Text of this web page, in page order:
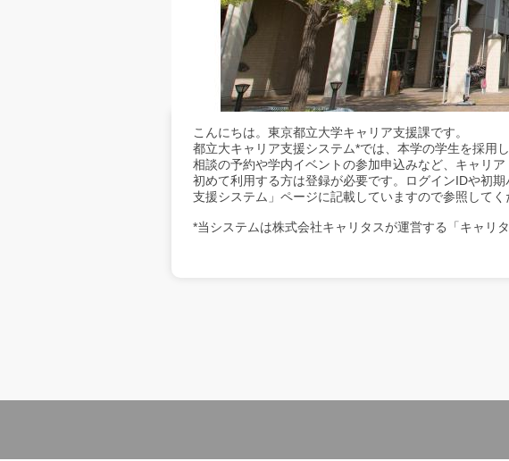
こんにちは。東京都立大学キャリア支援課です。
都立大キャリア支援システム*では、本学の学生を採用
相談の予約や学内イベントの参加申込みなど、キャリ
初めて利用する方は登録が必要です。ログインIDや初
支援システム」ページに記載していますので参照してく
*当システムは株式会社キャリタスが運営する「キャリ